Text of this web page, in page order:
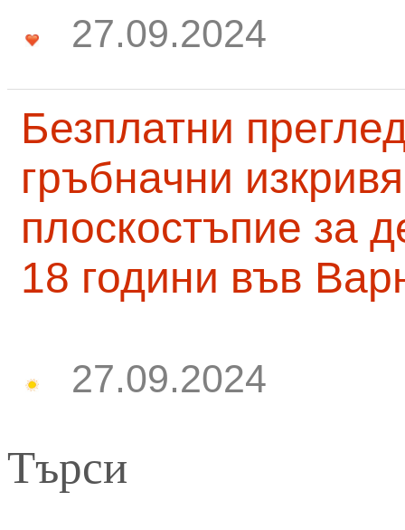
27.09.2024
Безплатни
гръбначни
плоскостъпие за
18 години във
27.09.2024
Търси